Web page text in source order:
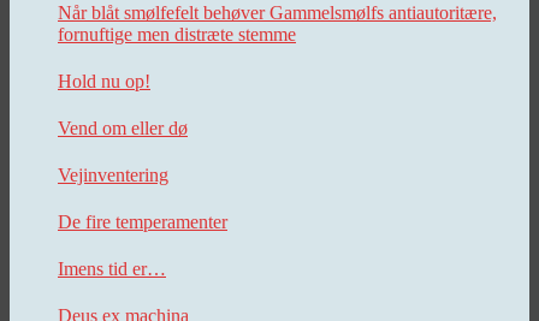
Når blåt smølfefelt behøver Gammelsmølfs antiautoritære,
fornuftige men distræte stemme
Hold nu op!
Vend om eller dø
Vejinventering
De fire temperamenter
Imens tid er…
Deus ex machina